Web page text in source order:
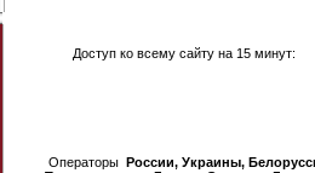
Доступ ко всему сайту на 15 минут:
Операторы России, Украины,